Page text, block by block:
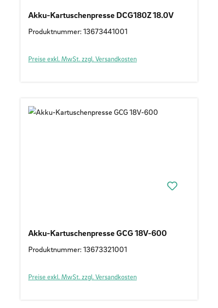
Akku-Kartuschenpresse DCG180Z 18.0V
Produktnummer: 13673441001
Preise exkl. MwSt. zzgl. Versandkosten
Akku-Kartuschenpresse GCG 18V-600
Produktnummer: 13673321001
Preise exkl. MwSt. zzgl. Versandkosten